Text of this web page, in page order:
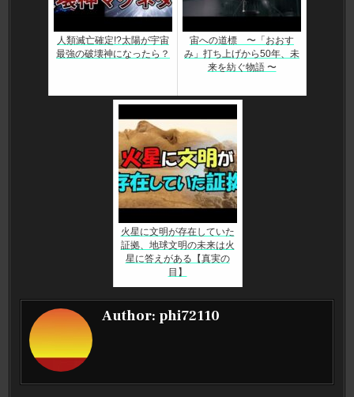
人類滅亡確定!?太陽が宇宙
最強の破壊神になったら？
宙への道標 〜「おおす
み」打ち上げから50年、未
来を紡ぐ物語 〜
火星に文明が存在していた
証拠、地球文明の未来は火
星に答えがある【真実の
目】
Author: phi72110